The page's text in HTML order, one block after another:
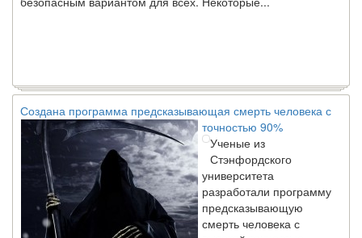
Создана программа предсказывающая смерть человека с
точностью 90%
Ученые из
Стэнфордского
университета
разработали программу
предсказывающую
смерть человека с
высокой точностью.